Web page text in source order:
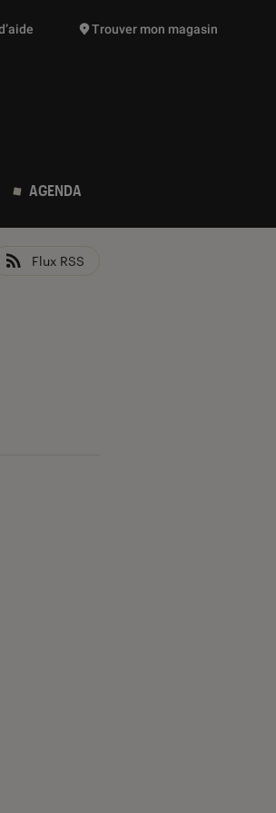
de produits vont vous être proposées
Trouver mon magasin
AGENDA
Flux RSS